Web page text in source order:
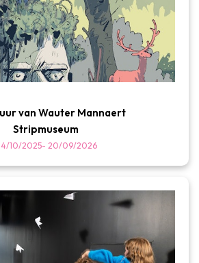
van Wauter Mannaert
Stripmuseum
10/2025- 20/09/2026